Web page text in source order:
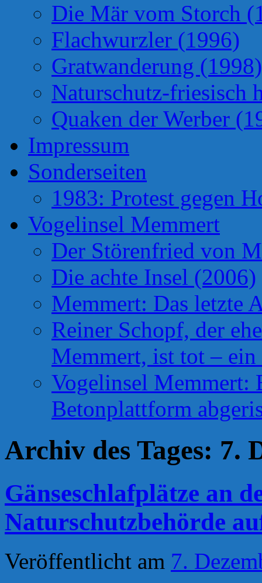
Die Mär vom Storch
Flachwurzler (1996)
Gratwanderung (1998)
Naturschutz-friesisch
Quaken der Werber
Impressum
Sonderseiten
1983: Protest gegen
Vogelinsel Memmert
Der Störenfried von
Die achte Insel (2006)
Memmert: Das letzte
Reiner Schopf, der
Memmert, ist tot –
Vogelinsel Memmert:
Betonplattform
Archiv des Tages: 7.
Gänseschlafplätze an
Naturschutzbehörde
Veröffentlicht am 7.